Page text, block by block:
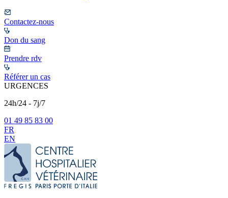
Contactez-nous
Don du sang
Prendre rdv
Référer un cas
URGENCES
24h/24 - 7j/7
01 49 85 83 00
FR
EN